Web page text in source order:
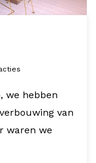
we hebben
van
waren we